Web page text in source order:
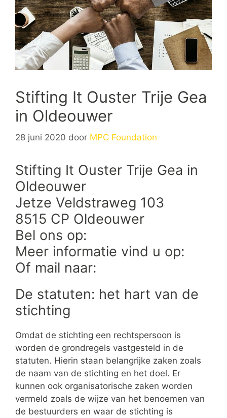
Stifting It Ouster Trije Gea
in Oldeouwer
28 juni 2020 door MPC Foundation
Stifting It Ouster Trije Gea in
Oldeouwer
Jetze Veldstraweg 103
8515 CP Oldeouwer
Bel ons op:
Meer informatie vind u op:
Of mail naar:
De statuten: het hart van de
stichting
Omdat de stichting een rechtspersoon is
worden de grondregels vastgesteld in de
statuten. Hierin staan belangrijke zaken zoals
de naam van de stichting en het doel. Er
kunnen ook organisatorische zaken worden
vermeld zoals de wijze van het benoemen van
de bestuurders en waar de stichting is